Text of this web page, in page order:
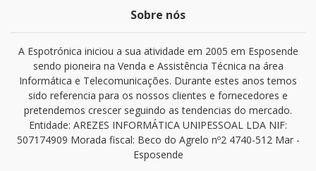
Sobre nós
A Espotrónica iniciou a sua atividade em 2005 em Esposende
sendo pioneira na Venda e Assistência Técnica na área
Informática e Telecomunicações. Durante estes anos temos
sido referencia para os nossos clientes e fornecedores e
pretendemos crescer seguindo as tendencias do mercado.
Entidade: AREZES INFORMÁTICA UNIPESSOAL LDA NIF:
507174909 Morada fiscal: Beco do Agrelo nº2 4740-512 Mar -
Esposende